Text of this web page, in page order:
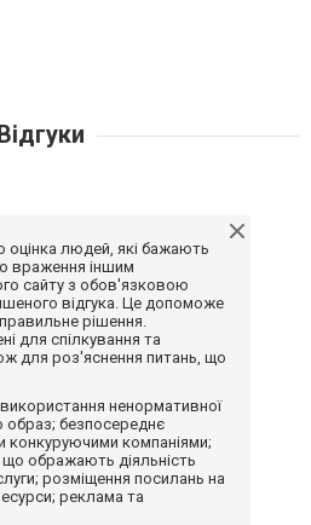
оцінка людей, які бажають
враження іншим
сайту з обов'язковою
відгука. Це допоможе
рішення.
для спілкування та
для роз'яснення питань, що
використання ненормативної
образ; безпосереднє
конкуруючими компаніями;
що ображають діяльність
розміщення посилань на
реклама та